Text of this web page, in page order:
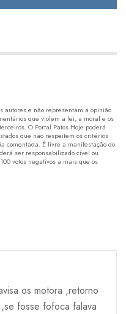
autores e não representam a opinião
que violem a lei, a moral e os
O Portal Patos Hoje poderá
que não respeitem os critérios
comentada. É livre a manifestação do
ser responsabilizado cível ou
votos negativos a mais que os
os motora ,retorno
fosse fofoca falava